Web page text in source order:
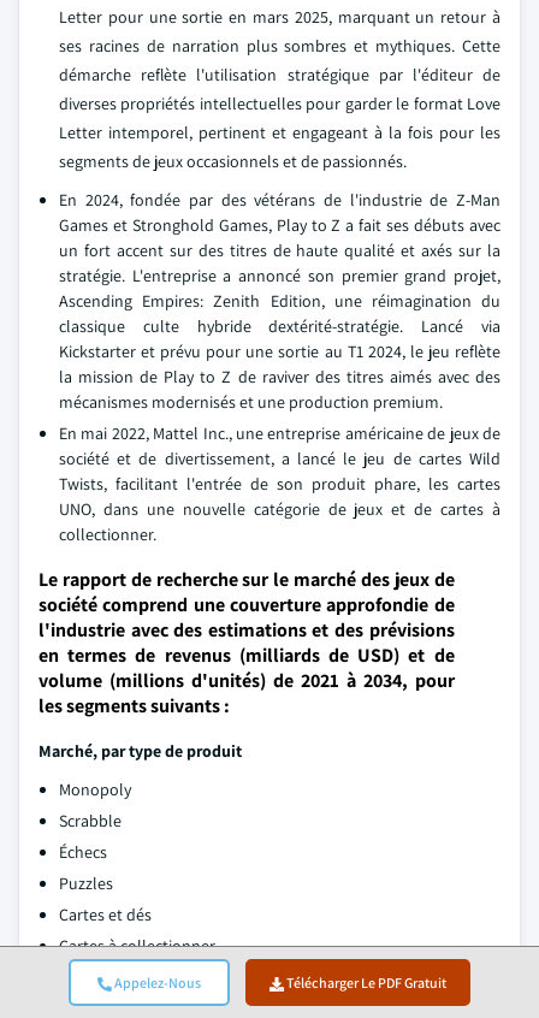
Appelez-Nous Télécharger Le PDF Gratuit
Letter pour une sortie en mars 2025, marquant un retour à
ses racines de narration plus sombres et mythiques. Cette
démarche reflète l'utilisation stratégique par l'éditeur de
diverses propriétés intellectuelles pour garder le format Love
Letter intemporel, pertinent et engageant à la fois pour les
segments de jeux occasionnels et de passionnés.
En 2024, fondée par des vétérans de l'industrie de Z-Man
Games et Stronghold Games, Play to Z a fait ses débuts avec
un fort accent sur des titres de haute qualité et axés sur la
stratégie. L'entreprise a annoncé son premier grand projet,
Ascending Empires: Zenith Edition, une réimagination du
classique culte hybride dextérité-stratégie. Lancé via
Kickstarter et prévu pour une sortie au T1 2024, le jeu reflète
la mission de Play to Z de raviver des titres aimés avec des
mécanismes modernisés et une production premium.
En mai 2022, Mattel Inc., une entreprise américaine de jeux de
société et de divertissement, a lancé le jeu de cartes Wild
Twists, facilitant l'entrée de son produit phare, les cartes
UNO, dans une nouvelle catégorie de jeux et de cartes à
collectionner.
Le rapport de recherche sur le marché des jeux de
société comprend une couverture approfondie de
l'industrie avec des estimations et des prévisions
en termes de revenus (milliards de USD) et de
volume (millions d'unités) de 2021 à 2034, pour
les segments suivants :
Marché, par type de produit
Monopoly
Scrabble
Échecs
Puzzles
Cartes et dés
Cartes à collectionner
Miniatures
Autres (Rummikub, Candy Land, Battleship)